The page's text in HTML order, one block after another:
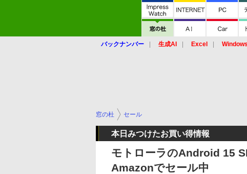
バックナンバー 生成AI Excel Windows
窓の杜 セール
本日みつけたお買い得情報
モトローラのAndroid 15
Amazonでセール中